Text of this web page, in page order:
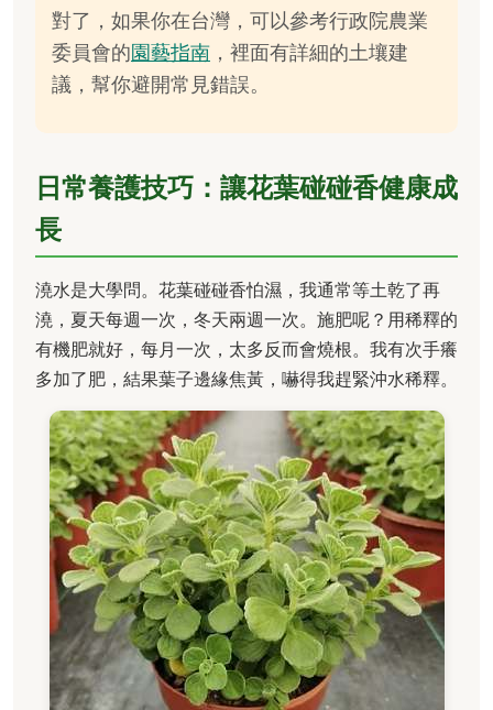
對了，如果你在台灣，可以參考行政院農業
委員會的園藝指南 ，裡面有詳細的土壤建
議，幫你避開常見錯誤。
日常養護技巧：讓花葉碰碰香健康成
長
澆水是大學問。花葉碰碰香怕濕，我通常等土乾了再
澆，夏天每週一次，冬天兩週一次。施肥呢？用稀釋的
有機肥就好，每月一次，太多反而會燒根。我有次手癢
多加了肥，結果葉子邊緣焦黃，嚇得我趕緊沖水稀釋。